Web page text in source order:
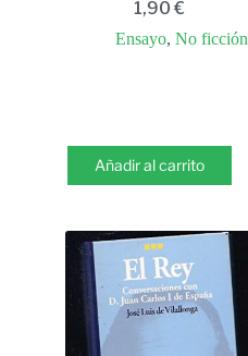
1,90€
Ensayo, No ficción
Añadir al carrito